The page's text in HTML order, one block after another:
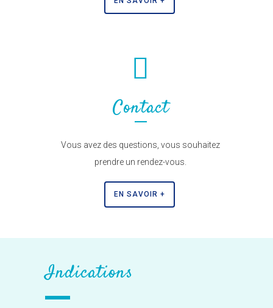
Contact
Vous avez des questions, vous souhaitez
prendre un rendez-vous.
EN SAVOIR +
Indications